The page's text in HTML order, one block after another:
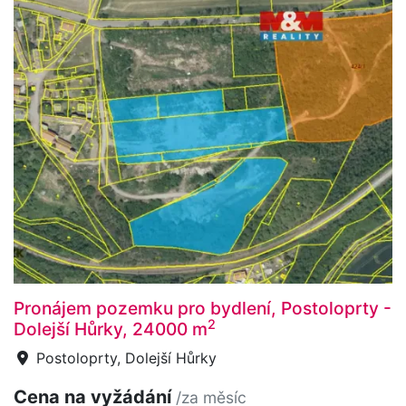
Pronájem pozemku pro bydlení, Postoloprty -
Dolejší Hůrky, 24000 m2
Postoloprty, Dolejší Hůrky
Cena na vyžádání /za měsíc